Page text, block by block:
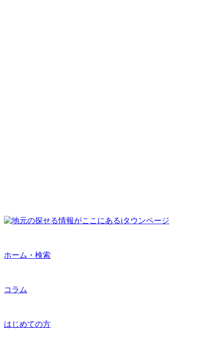
ホーム・検索
コラム
はじめての方